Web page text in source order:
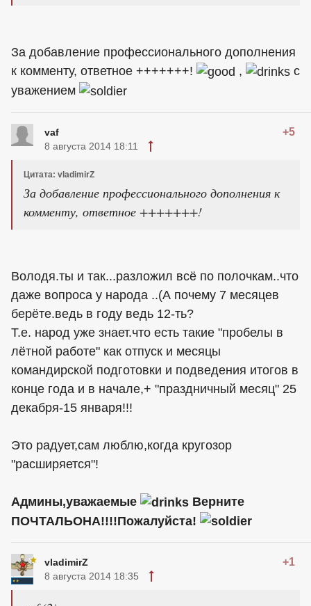
За добавление профессионального дополнения
к комменту, ответное +++++++!
,
с
уважением
vaf +5
8 августа 2014 18:11
Цитата: vladimirZ
За добавление профессионального дополнения к
комменту, ответное +++++++!
Володя.ты и так...разложил всё по полочкам..что
даже вопроса у народа ..(А почему 7 месяцев
берёте.ведь в году ведь 12-ть?
Т.е. народ уже знает.что есть такие "пробелы в
лётной работе" как отпуск и месяцы
командирской подготовки и подведения итогов в
конце года и в начале,+ "праздничный месяц" 25
декабря-15 января!!!
Это радует,сам люблю,когда кругозор
"расширяется"!
Админы,уважаемые
Верните
ПОЧТАЛЬОНА!!!!Пожалуйста!
vladimirZ +1
8 августа 2014 18:35